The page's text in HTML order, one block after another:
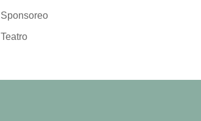
Sponsoreo
Teatro